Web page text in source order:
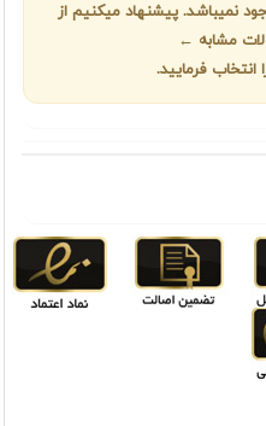
نمیباشد. پیشنهاد میکنیم از
مشابه ←
انتخاب فرمایید.